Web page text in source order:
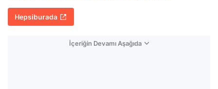
Hepsiburada
İçeriğin Devamı Aşağıda